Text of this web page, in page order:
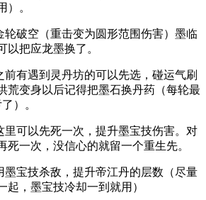
）。
破空（重击变为圆形范围伤害）墨临
以把应龙墨换了。
有遇到灵丹坊的可以先选，碰运气刷
荒变身以后记得把墨石换丹药（每轮最
）。
可以先死一次，提升墨宝技伤害。对
死一次，没信心的就留一个重生先。
宝技杀敌，提升帝江丹的层数（尽量
起，墨宝技冷却一到就用）